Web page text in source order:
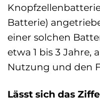
Batterie)
einer solchen
etwa 1 bis 3 Jahre,
Nutzung und den
Lässt sich das